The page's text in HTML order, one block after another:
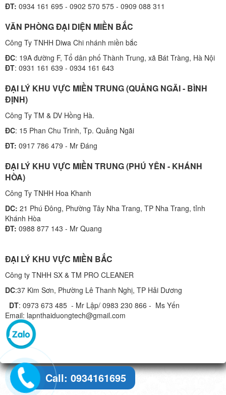
Call: 0934161695
ĐT: 0934 161 695 - 0902 570 575 - 0909 088 311
VĂN PHÒNG ĐẠI DIỆN MIỀN BẮC
Công Ty TNHH Diwa Chi nhánh miền bắc
ĐC: 19A đường F, Tổ dân phố Thành Trung, xã Bát Tràng, Hà Nội
ĐT: 0931 161 639 - 0934 161 643
ĐẠI LÝ KHU VỰC MIỀN TRUNG (QUẢNG NGÃI - BÌNH
ĐỊNH)
Công Ty TM & DV Hồng Hà.
ĐC: 15 Phan Chu Trinh, Tp. Quảng Ngãi
ĐT: 0917 786 479 - Mr Đáng
ĐẠI LÝ KHU VỰC MIỀN TRUNG (PHÚ YÊN - KHÁNH
HÒA)
Công Ty TNHH Hoa Khanh
DC: 21 Phú Đông, Phường Tây Nha Trang, TP Nha Trang, tỉnh
Khánh Hòa
ĐT: 0988 877 143 - Mr Quang
ĐẠI LÝ KHU VỰC MIỀN BẮC
Công ty TNHH SX & TM PRO CLEANER
DC:37 Kim Sơn, Phường Lê Thanh Nghị, TP Hải Dương
DT: 0973 673 485 - Mr Lập/ 0983 230 866 - Ms Yến
Email: lapnthaiduongtech@gmail.com